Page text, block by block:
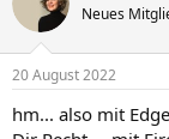
Neues
20 August 2022
hm... also mit